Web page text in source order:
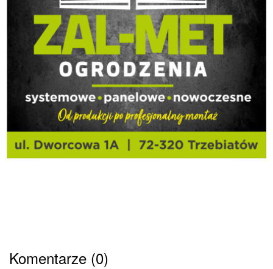
Komentarze (0)